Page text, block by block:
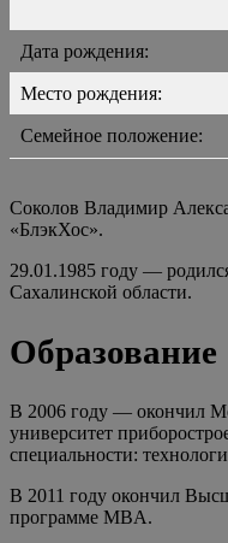
Дата рождения:
Место рождения:
Семейное положение:
Соколов Владимир
«БлэкХос».
29.01.1985 году —
Сахалинской области.
Образование
В 2006 году — окончил
университет
специальности:
В 2011 году окончил
программе MBA.